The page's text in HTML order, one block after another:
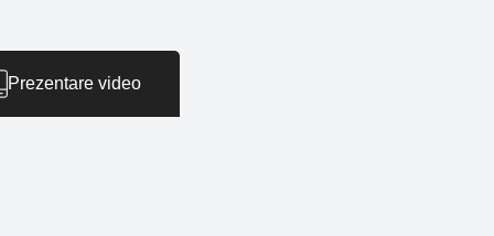
Prezentare video